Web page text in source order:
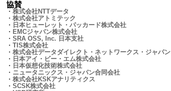
協賛
・ 株式会社NTTデータ
・ 株式会社アトミテック
・ 日本ヒューレット・パッカード株式会社
・ EMCジャパン株式会社
・ SRA OSS, Inc. 日本支社
・ TIS株式会社
・ 株式会社データダイレクト・ネットワークス・ジャパン
・ 日本アイ・ビー・エム株式会社
・ 日本仮想化技術株式会社
・ ニュータニックス・ジャパン合同会社
・ 株式会社KSKアナリティクス
・ SCSK株式会社